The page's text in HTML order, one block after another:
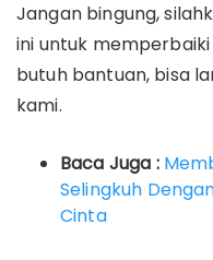
Jangan bingung,
ini untuk
butuh bantuan, bisa
kami.
Baca Juga :
Selingkuh
Cinta